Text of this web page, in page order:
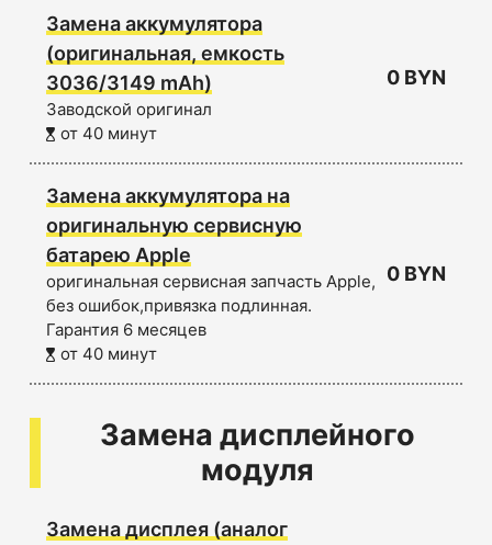
Замена аккумулятора
(оригинальная, емкость
3036/3149 mAh)
Заводской оригинал
от 40 минут
0 BYN
Замена аккумулятора на
оригинальную сервисную
батарею Apple
оригинальная сервисная запчасть Apple,
без ошибок,привязка подлинная.
Гарантия 6 месяцев
от 40 минут
0 BYN
Замена дисплейного
модуля
Замена дисплея (аналог